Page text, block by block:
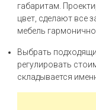
габаритам.
цвет, сделают все
мебель
Выбрать
регулировать
складывается